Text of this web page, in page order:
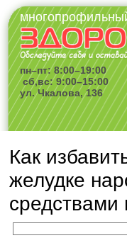
пн–пт: 8:00–19:00
сб,вс: 9:00–15:00
ул. Чкалова, 136
Как
желудке
средствами